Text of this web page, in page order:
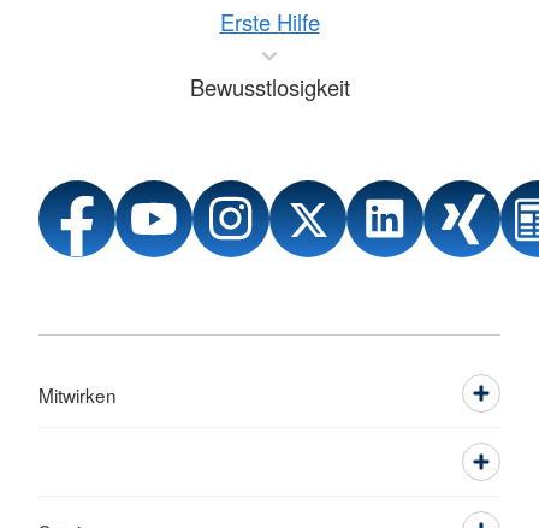
Erste Hilfe
Bewusstlosigkeit
Mitwirken